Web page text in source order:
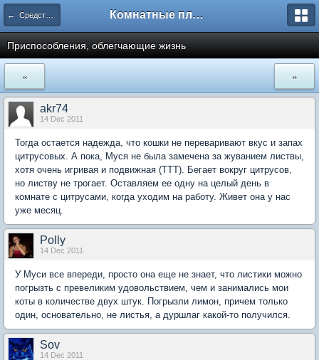
← Средства и оборудование для домашнего сада Комнатные плодовые экзоты
Приспособления, облегчающие жизнь
« »
akr74
14 Dec 2011
Тогда остается надежда, что кошки не переваривают вкус и запах
цитрусовых. А пока, Муся не была замечена за жуванием листвы,
хотя очень игривая и подвижная (ТТТ). Бегает вокруг цитрусов,
но листву не трогает. Оставляем ее одну на целый день в
комнате с цитрусами, когда уходим на работу. Живет она у нас
уже месяц.
Polly
14 Dec 2011
У Муси все впереди, просто она еще не знает, что листики можно
погрызть с превеликим удовольствием, чем и занимались мои
коты в количестве двух штук. Погрызли лимон, причем только
один, основательно, не листья, а дуршлаг какой-то получился.
Sov
14 Dec 2011